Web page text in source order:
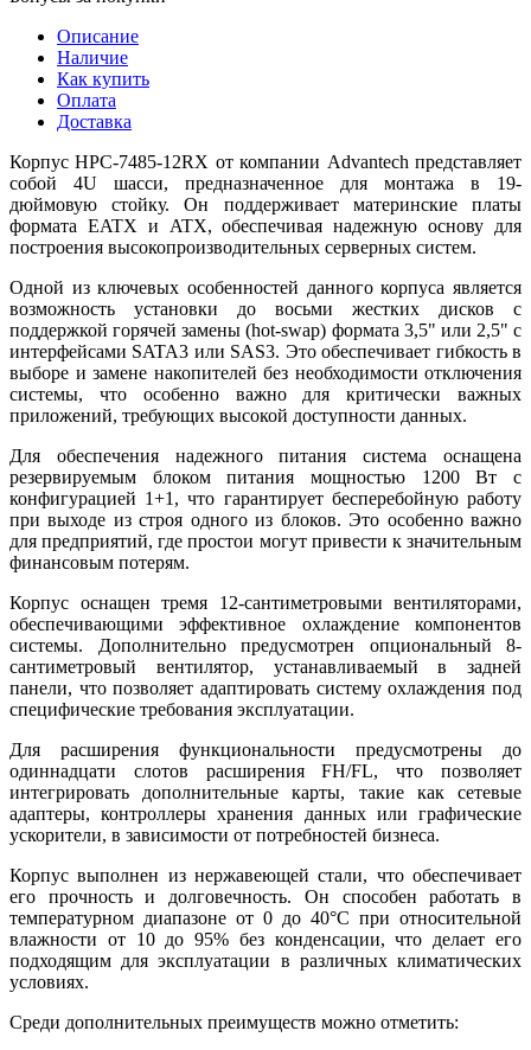
Описание
Наличие
Как купить
Оплата
Доставка
Корпус HPC-7485-12RX от компании Advantech представляет
собой 4U шасси, предназначенное для монтажа в 19-
дюймовую стойку. Он поддерживает материнские платы
формата EATX и ATX, обеспечивая надежную основу для
построения высокопроизводительных серверных систем.
Одной из ключевых особенностей данного корпуса является
возможность установки до восьми жестких дисков с
поддержкой горячей замены (hot-swap) формата 3,5" или 2,5" с
интерфейсами SATA3 или SAS3. Это обеспечивает гибкость в
выборе и замене накопителей без необходимости отключения
системы, что особенно важно для критически важных
приложений, требующих высокой доступности данных.
Для обеспечения надежного питания система оснащена
резервируемым блоком питания мощностью 1200 Вт с
конфигурацией 1+1, что гарантирует бесперебойную работу
при выходе из строя одного из блоков. Это особенно важно
для предприятий, где простои могут привести к значительным
финансовым потерям.
Корпус оснащен тремя 12-сантиметровыми вентиляторами,
обеспечивающими эффективное охлаждение компонентов
системы. Дополнительно предусмотрен опциональный 8-
сантиметровый вентилятор, устанавливаемый в задней
панели, что позволяет адаптировать систему охлаждения под
специфические требования эксплуатации.
Для расширения функциональности предусмотрены до
одиннадцати слотов расширения FH/FL, что позволяет
интегрировать дополнительные карты, такие как сетевые
адаптеры, контроллеры хранения данных или графические
ускорители, в зависимости от потребностей бизнеса.
Корпус выполнен из нержавеющей стали, что обеспечивает
его прочность и долговечность. Он способен работать в
температурном диапазоне от 0 до 40°C при относительной
влажности от 10 до 95% без конденсации, что делает его
подходящим для эксплуатации в различных климатических
условиях.
Среди дополнительных преимуществ можно отметить: